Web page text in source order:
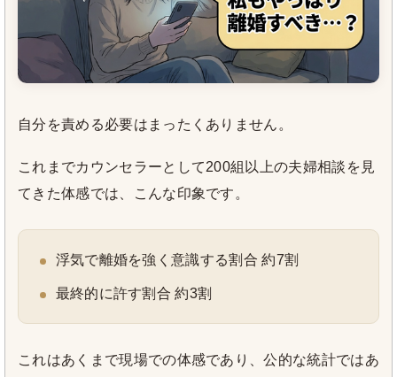
自分を責める必要はまったくありません。
これまでカウンセラーとして200組以上の夫婦相談を見
てきた体感では、こんな印象です。
浮気で離婚を強く意識する割合 約7割
最終的に許す割合 約3割
これはあくまで現場での体感であり、公的な統計ではあ